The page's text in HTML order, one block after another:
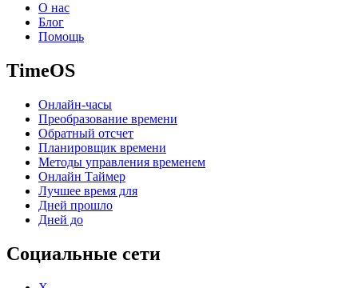
О нас
Блог
Помощь
TimeOS
Онлайн-часы
Преобразование времени
Обратный отсчет
Планировщик времени
Методы управления временем
Онлайн Таймер
Лучшее время для
Дней прошло
Дней до
Социальные сети